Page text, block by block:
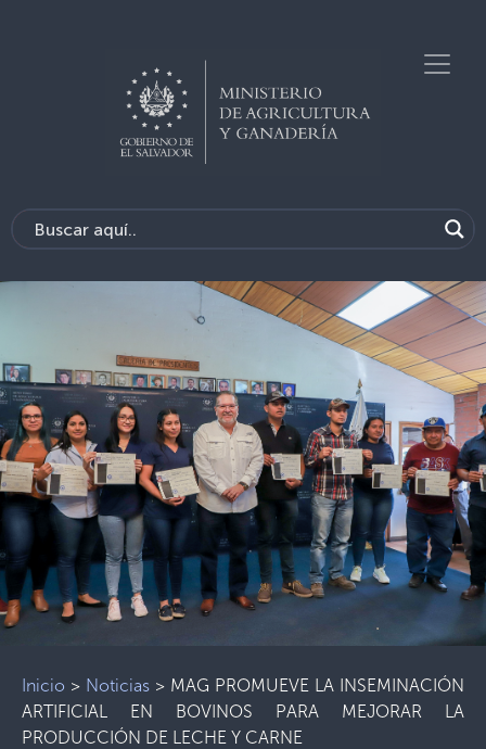
Inicio > Noticias > MAG PROMUEVE LA INSEMINACIÓN
ARTIFICIAL EN BOVINOS PARA MEJORAR LA
PRODUCCIÓN DE LECHE Y CARNE